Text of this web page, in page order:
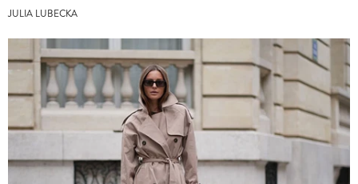
JULIA LUBECKA